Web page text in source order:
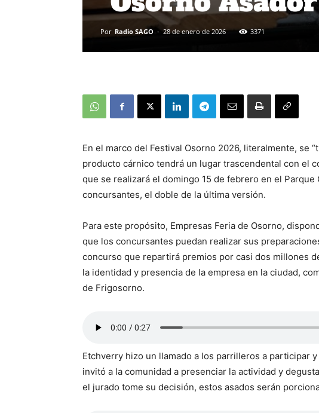
Por Radio SAGO - 28 de enero de 2026 3371
En el marco del Festival Osorno 2026, literalmente, se
producto cárnico tendrá un lugar trascendental con el
que se realizará el domingo 15 de febrero en el Parque
concursantes, el doble de la última versión.
Para este propósito, Empresas Feria de Osorno,
que los concursantes puedan realizar sus
concurso que repartirá premios por casi dos millones
la identidad y presencia de la empresa en la ciudad,
de Frigosorno.
Etchverry hizo un llamado a los parrilleros a participar
invitó a la comunidad a presenciar la actividad y
el jurado tome su decisión, estos asados serán